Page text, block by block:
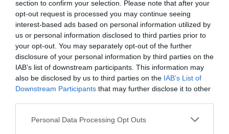
section to confirm your selection. Please note that after your
opt-out request is processed you may continue seeing
interest-based ads based on personal information utilized by
us or personal information disclosed to third parties prior to
your opt-out. You may separately opt-out of the further
disclosure of your personal information by third parties on the
IAB’s list of downstream participants. This information may
also be disclosed by us to third parties on the IAB’s List of
Downstream Participants that may further disclose it to other
Please note that this website/app uses one or more Google
Personal Data Processing Opt Outs
HÍREK A GARÁZSBÓL: CHERY TIGGO 9
PHEV LUXURY – A KÍNAI PR...
2026. augusztus 06|Barta Autó